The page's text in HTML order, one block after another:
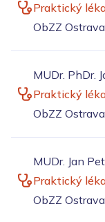
Praktický
ObZZ Ostrava
MUDr. PhDr.
Praktický
ObZZ Ostrava
MUDr. Jan
Praktický
ObZZ Ostrava